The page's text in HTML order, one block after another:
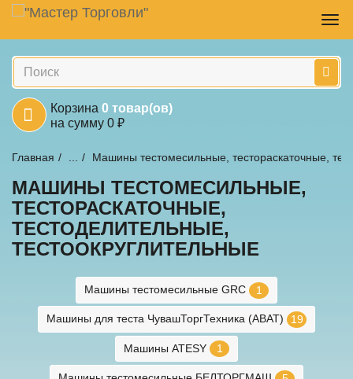
Skip
to
main
content
Навигация
Поиск
Корзина 0 товар(ов)
на сумму 0 ₽
Главная Механическое оборудование
Машины тестомесильные, тестораскаточные,
МАШИНЫ ТЕСТОМЕСИЛЬНЫЕ,
ТЕСТОРАСКАТОЧНЫЕ,
ТЕСТОДЕЛИТЕЛЬНЫЕ,
ТЕСТООКРУГЛИТЕЛЬНЫЕ
Машины тестомесильные GRC 1
Машины для теста ЧувашТоргТехника (ABAT) 19
Машины ATESY 1